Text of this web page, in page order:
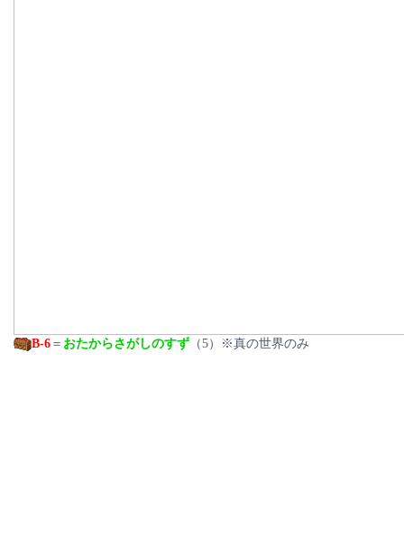
B-6 ＝ おたからさがしのすず （5）※真の世界のみ